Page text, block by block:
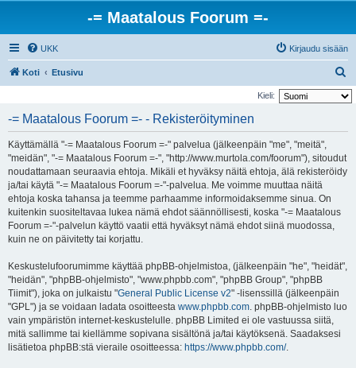
-= Maatalous Foorum =-
UKK Kirjaudu sisään
Koti Etusivu
t
Kieli:
-= Maatalous Foorum =- - Rekisteröityminen
Käyttämällä "-= Maatalous Foorum =-" palvelua (jälkeenpäin "me", "meitä",
"meidän", "-= Maatalous Foorum =-", "http://www.murtola.com/foorum"), sitoudut
noudattamaan seuraavia ehtoja. Mikäli et hyväksy näitä ehtoja, älä rekisteröidy
ja/tai käytä "-= Maatalous Foorum =-"-palvelua. Me voimme muuttaa näitä
ehtoja koska tahansa ja teemme parhaamme informoidaksemme sinua. On
kuitenkin suositeltavaa lukea nämä ehdot säännöllisesti, koska "-= Maatalous
Foorum =-"-palvelun käyttö vaatii että hyväksyt nämä ehdot siinä muodossa,
kuin ne on päivitetty tai korjattu.
Keskustelufoorumimme käyttää phpBB-ohjelmistoa, (jälkeenpäin "he", "heidät",
"heidän", "phpBB-ohjelmisto", "www.phpbb.com", "phpBB Group", "phpBB
Tiimit"), joka on julkaistu "General Public License v2" -lisenssillä (jälkeenpäin
"GPL") ja se voidaan ladata osoitteesta www.phpbb.com. phpBB-ohjelmisto luo
vain ympäristön internet-keskustelulle. phpBB Limited ei ole vastuussa siitä,
mitä sallimme tai kiellämme sopivana sisältönä ja/tai käytöksenä. Saadaksesi
lisätietoa phpBB:stä vieraile osoitteessa: https://www.phpbb.com/.